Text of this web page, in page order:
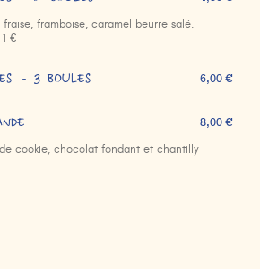
framboise, caramel beurre salé.
€
- 3 BOULES 6,00 €
cookie, chocolat fondant et chantilly
8,00 €